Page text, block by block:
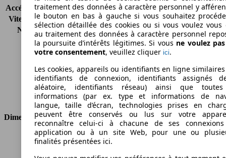
Accélération (0-100 km/h) -
Vitesse maximale (km/h)
158 km/h
Nombre de vitesses
5
Couple
200 nm
Cylindrée
1598 ccm
Cylindres
4
Transmission
Semi-automatique
Type de traction
Traction avant
Dimensions
Longueur
4406 mm
traitement des données à caractère personnel y
le bouton en bas à gauche si vous souhaitez
sélection détaillée des cookies ou si vous voulez vous
au traitement des données à caractère personnel
la poursuite d’intérêts légitimes. Si vous ne voulez
votre consentement, veuillez cliquer ici.
Les cookies, appareils ou identifiants en ligne
identifiants de connexion, identifiants assignés
aléatoire, identifiants réseau) ainsi que
informations (par ex. type et informations de
langue, taille d’écran, technologies prises en
peuvent être conservés ou lus sur votre
reconnaître celui-ci à chacune de ses
application ou à un site Web, pour une ou
finalités présentées ici.